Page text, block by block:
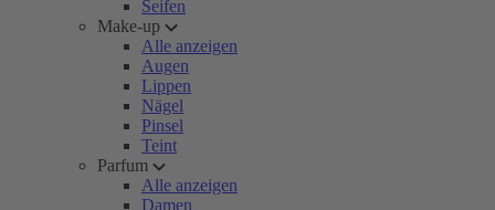
Seifen
Make-up
Alle anzeigen
Augen
Lippen
Nägel
Pinsel
Teint
Parfum
Alle anzeigen
Damen